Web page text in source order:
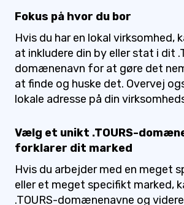
Fokus på hvor du bor
Hvis du har en lokal virksomhed,
at inkludere din by eller stat i dit
domænenavn for at gøre det
at finde og huske det. Overvej
lokale adresse på din
Vælg et unikt .TOURS-
forklarer dit marked
Hvis du arbejder med en meget
eller et meget specifikt marked,
.TOURS-domænenavne og